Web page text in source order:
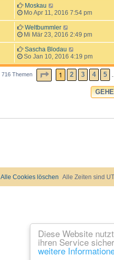
Diese Website
ihren Service
weitere
Moskau
Mo Apr 11, 2016 7:54 pm
Weltbummler
Mi Mär 23, 2016 2:49 pm
Sascha Blodau
So Jan 10, 2016 4:19 pm
716 Themen SEITE1 VON15
1 2 3 4 5
Alle Zeiten sind
Alle Cookies löschen